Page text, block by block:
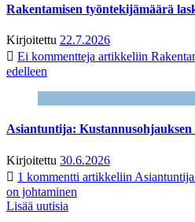
Rakentamisen työntekijämäärä
Kirjoitettu 22.7.2026
Ei kommentteja artikkeliin
edelleen
Asiantuntija: Kustannusohjauksen
Kirjoitettu 30.6.2026
1 kommentti artikkeliin
on johtaminen
Lisää uutisia